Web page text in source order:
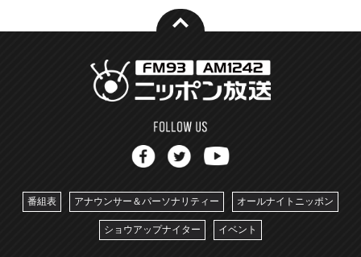
番組表 アナウンサー＆パーソナリティー オールナイトニッポン
ショウアップナイター イベント